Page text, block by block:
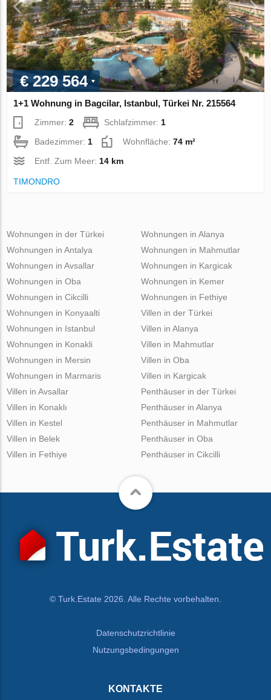
€ 229 564
1+1 Wohnung in Bagcilar, Istanbul, Türkei Nr. 215564
Zimmer:2 Schlafzimmer: 1
Badezimmer: 1 Wohnfläche:74 m²
Entf. Zum Meer: 14 km
TIMONDRO
Wohnungen in der Türkei
Wohnungen in Antalya
Wohnungen in Avsallar
Wohnungen in Oba
Wohnungen in Cikcilli
Wohnungen in Alanya
Wohnungen in Mahmutlar
Wohnungen in Kargicak
Wohnungen in Kemer
Wohnungen in Fethiye
Wohnungen in Konyaalti
Wohnungen in Istanbul
Wohnungen in Konakli
Wohnungen in Mersin
Wohnungen in Marmaris
Villen in der Türkei
Villen in Alanya
Villen in Mahmutlar
Villen in Oba
Villen in Kargicak
Villen in Avsallar
Villen in Konaklı
Villen in Kestel
Villen in Belek
Villen in Fethiye
Penthäuser in der Türkei
Penthäuser in Alanya
Penthäuser in Mahmutlar
Penthäuser in Oba
Penthäuser in Cikcilli
© Turk.Estate 2026. Alle Rechte vorbehalten.
Datenschutzrichtlinie
Nutzungsbedingungen
KONTAKTE